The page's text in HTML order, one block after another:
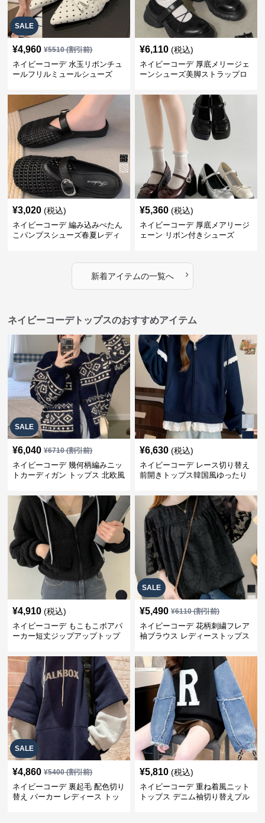
SALE
¥4,960 ¥5510(割引前)
ネイビーコーデ 水玉リボンチュ
ールフリルミュールシューズ
¥6,110 (税込)
ネイビーコーデ 厚底メリージェ
ーンシューズ美脚ストラップロ
¥3,020 (税込)
ネイビーコーデ 編み込みぺたん
こパンプスシューズ春夏レディ
¥5,360 (税込)
ネイビーコーデ 厚底メアリージ
ェーン リボン付きシューズ
新着アイテムの一覧へ ›
ネイビーコーデトップスのおすすめアイテム
SALE
¥6,040 ¥6710(割引前)
ネイビーコーデ 幾何柄編みニッ
トカーディガン トップス 北欧風
¥6,630 (税込)
ネイビーコーデ レース切り替え
前開きトップス韓国風ゆったり
¥4,910 (税込)
ネイビーコーデ もこもこボアパ
ーカー短丈ジップアップトップ
SALE
¥5,490 ¥6110(割引前)
ネイビーコーデ 花柄刺繍フレア
袖ブラウス レディーストップス
SALE
¥4,860 ¥5400(割引前)
ネイビーコーデ 裏起毛 配色切り
替え パーカー レディース トッ
¥5,810 (税込)
ネイビーコーデ 重ね着風ニット
トップス デニム袖切り替えプル